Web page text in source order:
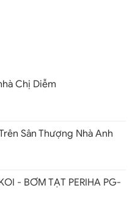
Chị Diễm
Sân Thượng Nhà Anh
- BƠM TẠT PERIHA PG-